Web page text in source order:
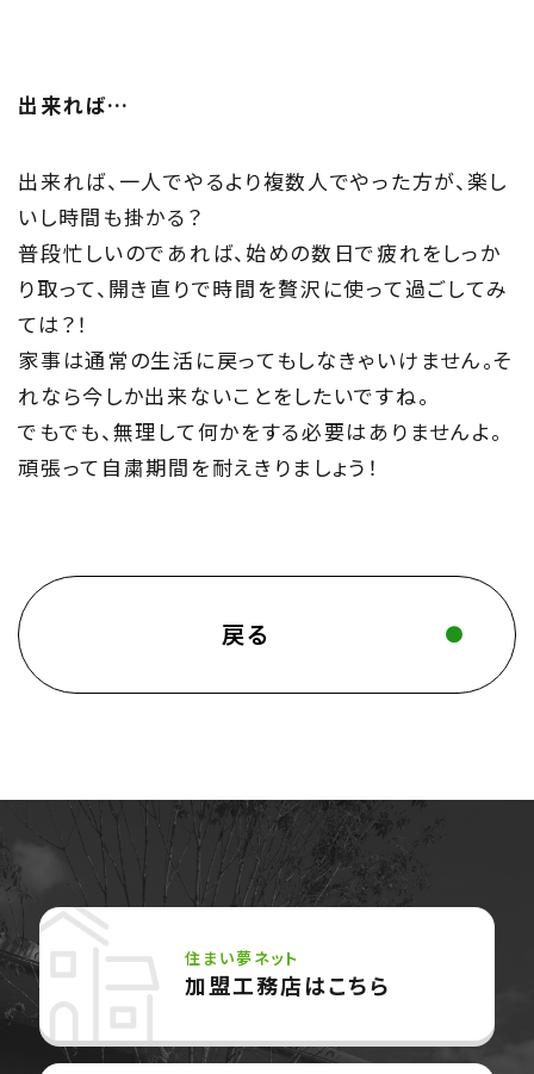
出来れば…
出来れば、一人でやるより複数人でやった方が、楽し
いし時間も掛かる？
普段忙しいのであれば、始めの数日で疲れをしっか
り取って、開き直りで時間を贅沢に使って過ごしてみ
ては？！
家事は通常の生活に戻ってもしなきゃいけません。そ
れなら今しか出来ないことをしたいですね。
でもでも、無理して何かをする必要はありませんよ。
頑張って自粛期間を耐えきりましょう！
戻る
住まい夢ネット
加盟工務店はこちら